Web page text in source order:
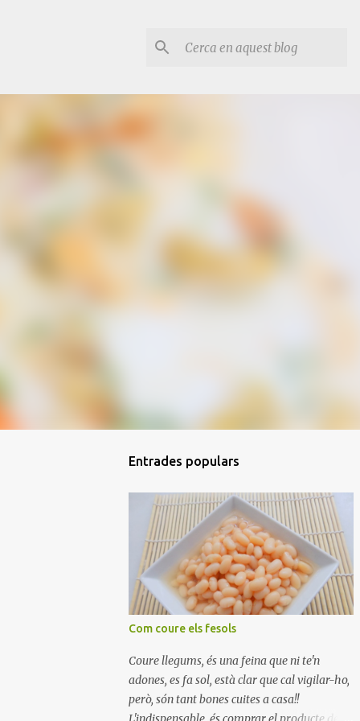
Entrades populars
Com coure els fesols
Coure llegums, és una feina que ni te'n
adones, es fa sol, està clar que cal vigilar-ho,
però, són tant bones cuites a casa!!